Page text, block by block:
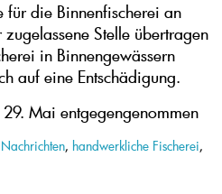
für die Binnenfischerei an
Stelle übertragen
in Binnengewässern
auf eine Entschädigung.
Mai entgegengenommen
, handwerkliche Fischerei,